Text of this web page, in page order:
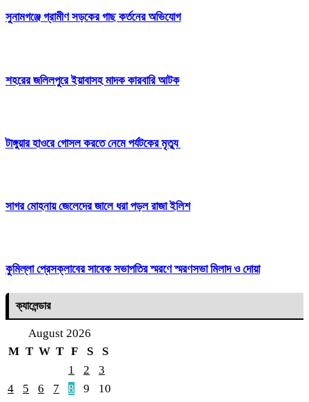
সুনামগঞ্জে গ্রামীণ সড়কের গাছ কর্তনের অভিযোগ
শহরের জলিলপুরে ইয়াবাসহ মাদক কারবারি আটক
টাঙ্গুয়ার হাওরে গোসল করতে নেমে পর্যটকের মৃত্যু
সাগর মোহনায় জেলেদের জালে ধরা পড়ল রাজা ইলিশ
কুমিল্লা প্রেসক্লাবের সাবেক সভাপতির স্মরণে স্মরণসভা মিলাদ ও দোয়া
ক্যালেন্ডার
August 2026
M T W T F S
S
1
2
3
4
5 6 7 8 9
10